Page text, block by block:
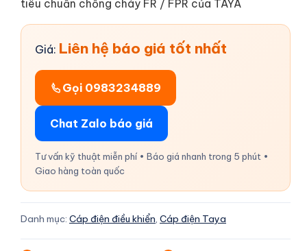
tiêu chuẩn chống cháy FR / FPR của TAYA
Giá: Liên hệ báo giá tốt nhất
Gọi 0983234889
Chat Zalo báo giá
Tư vấn kỹ thuật miễn phí • Báo giá nhanh trong 5 phút •
Giao hàng toàn quốc
Danh mục: Cáp điện điều khiển, Cáp điện Taya